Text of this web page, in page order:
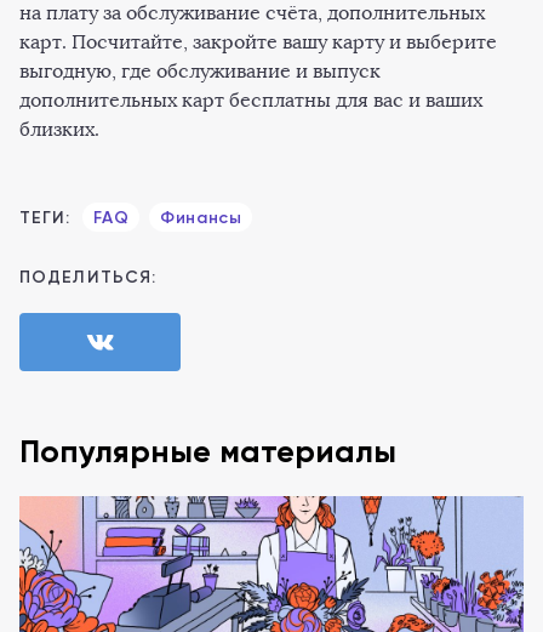
на плату за обслуживание счёта, дополнительных
карт. Посчитайте, закройте вашу карту и выберите
выгодную, где обслуживание и выпуск
дополнительных карт бесплатны для вас и ваших
близких.
ТЕГИ: FAQ Финансы
ПОДЕЛИТЬСЯ:
Популярные материалы